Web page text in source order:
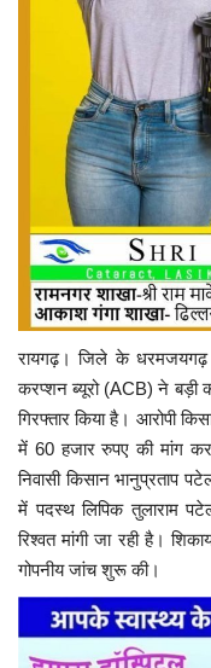
रायगढ़। जिले के धरमजयगढ़
करप्शन ब्यूरो (ACB) ने बड़ी
गिरफ्तार किया है। आरोपी
में 60 हजार रुपए की मांग कर
निवासी किसान भानुप्रताप
में पदस्थ लिपिक तुलाराम
रिश्वत मांगी जा रही है।
गोपनीय जांच शुरू की।